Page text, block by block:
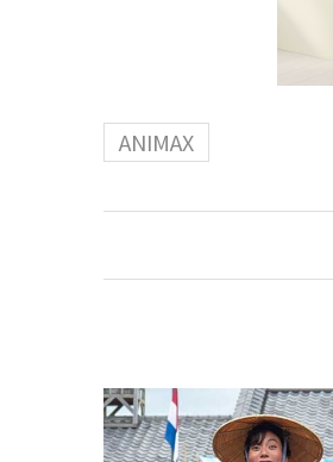
ANIMAX